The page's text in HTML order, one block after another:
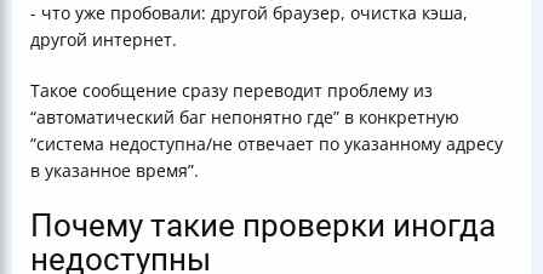
- что уже пробовали: другой браузер, очистка кэша,
другой интернет.
Такое сообщение сразу переводит проблему из
“автоматический баг непонятно где” в конкретную
“система недоступна/не отвечает по указанному адресу
в указанное время”.
Почему такие проверки иногда
недоступны